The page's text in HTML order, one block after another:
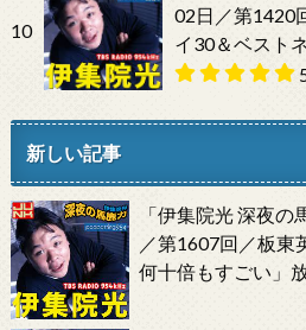
10
02日／第1420
イ30＆ベスト
新しい記事
「伊集院光 深夜
／第1607回／板東
何十倍もすごい」